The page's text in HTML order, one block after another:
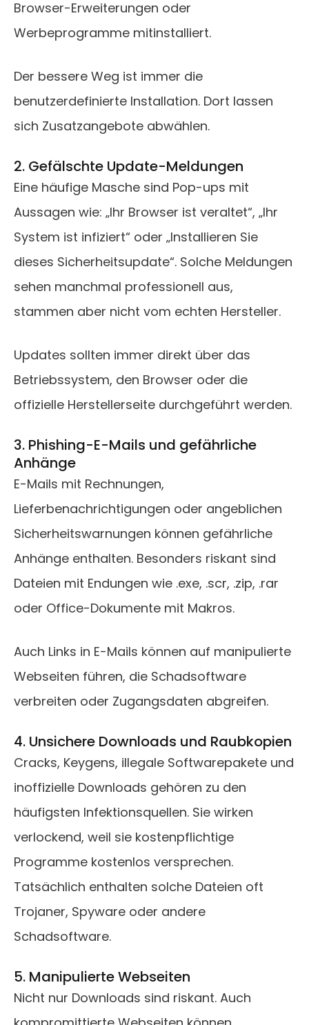
Browser-Erweiterungen oder
Werbeprogramme mitinstalliert.
Der bessere Weg ist immer die
benutzerdefinierte Installation. Dort lassen
sich Zusatzangebote abwählen.
2. Gefälschte Update-Meldungen
Eine häufige Masche sind Pop-ups mit
Aussagen wie: „Ihr Browser ist veraltet“, „Ihr
System ist infiziert“ oder „Installieren Sie
dieses Sicherheitsupdate“. Solche Meldungen
sehen manchmal professionell aus,
stammen aber nicht vom echten Hersteller.
Updates sollten immer direkt über das
Betriebssystem, den Browser oder die
offizielle Herstellerseite durchgeführt werden.
3. Phishing-E-Mails und gefährliche
Anhänge
E-Mails mit Rechnungen,
Lieferbenachrichtigungen oder angeblichen
Sicherheitswarnungen können gefährliche
Anhänge enthalten. Besonders riskant sind
Dateien mit Endungen wie .exe, .scr, .zip, .rar
oder Office-Dokumente mit Makros.
Auch Links in E-Mails können auf manipulierte
Webseiten führen, die Schadsoftware
verbreiten oder Zugangsdaten abgreifen.
4. Unsichere Downloads und Raubkopien
Cracks, Keygens, illegale Softwarepakete und
inoffizielle Downloads gehören zu den
häufigsten Infektionsquellen. Sie wirken
verlockend, weil sie kostenpflichtige
Programme kostenlos versprechen.
Tatsächlich enthalten solche Dateien oft
Trojaner, Spyware oder andere
Schadsoftware.
5. Manipulierte Webseiten
Nicht nur Downloads sind riskant. Auch